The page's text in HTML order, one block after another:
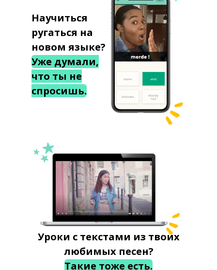
Научиться
ругаться на
новом языке?
Уже думали,
что ты не
спросишь.
Уроки с текстами из твоих
любимых песен?
Такие тоже есть.